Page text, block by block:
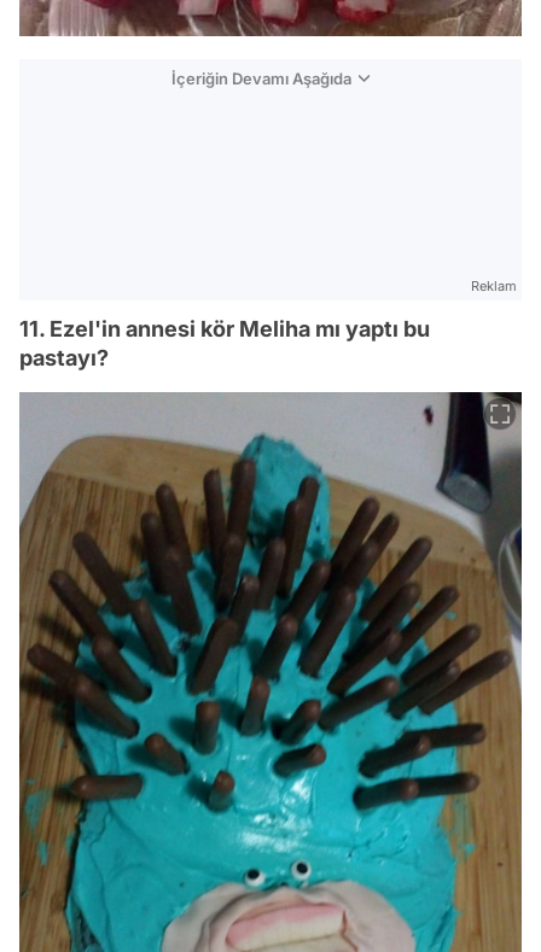
İçeriğin Devamı Aşağıda
Reklam
11. Ezel'in annesi kör Meliha mı yaptı bu
pastayı?